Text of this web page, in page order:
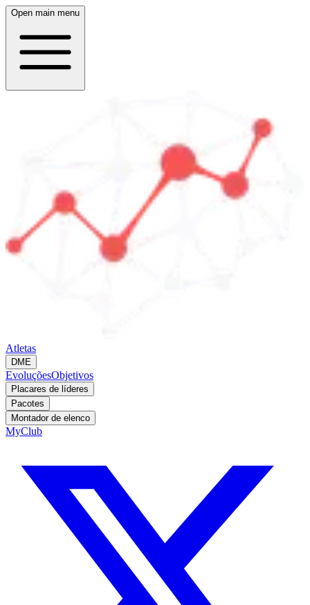
Open main menu
Atletas
DME
EvoluçõesObjetivos
Placares de líderes
Pacotes
Montador de elenco
MyClub